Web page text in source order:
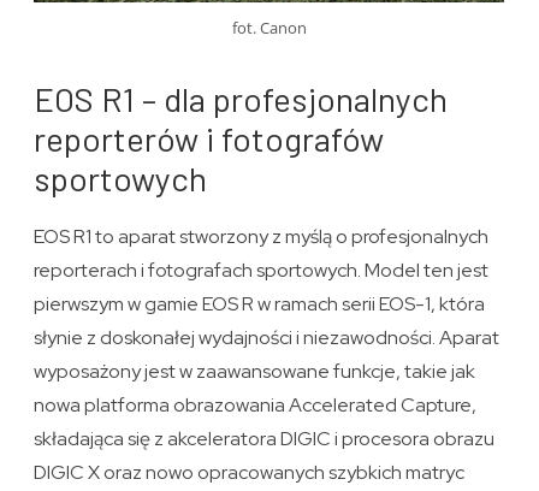
fot. Canon
EOS R1 – dla profesjonalnych
reporterów i fotografów
sportowych
EOS R1 to aparat stworzony z myślą o profesjonalnych
reporterach i fotografach sportowych. Model ten jest
pierwszym w gamie EOS R w ramach serii EOS-1, która
słynie z doskonałej wydajności i niezawodności. Aparat
wyposażony jest w zaawansowane funkcje, takie jak
nowa platforma obrazowania Accelerated Capture,
składająca się z akceleratora DIGIC i procesora obrazu
DIGIC X oraz nowo opracowanych szybkich matryc